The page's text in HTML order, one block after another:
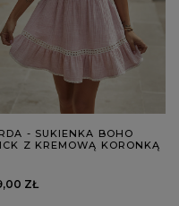
- SUKIENKA BOHO
Z KREMOWĄ KORONKĄ
ZŁ